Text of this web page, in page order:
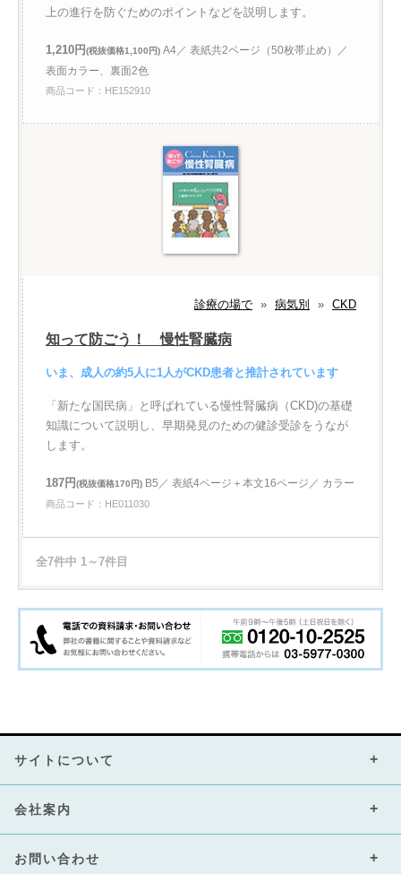
上の進行を防ぐためのポイントなどを説明します。
1,210円(税抜価格1,100円) A4／ 表紙共2ページ（50枚帯止め）／
表面カラー、裏面2色
商品コード：HE152910
診療の場で » 病気別 » CKD
知って防ごう！ 慢性腎臓病
いま、成人の約5人に1人がCKD患者と推計されています
「新たな国民病」と呼ばれている慢性腎臓病（CKD)の基礎
知識について説明し、早期発見のための健診受診をうなが
します。
187円(税抜価格170円) B5／ 表紙4ページ＋本文16ページ／ カラー
商品コード：HE011030
全7件中 1～7件目
サイトについて
会社案内
お問い合わせ